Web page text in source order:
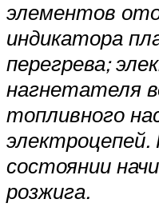
элементов
индикатора
перегрева;
нагнетателя
топливного
состоянии
розжига.